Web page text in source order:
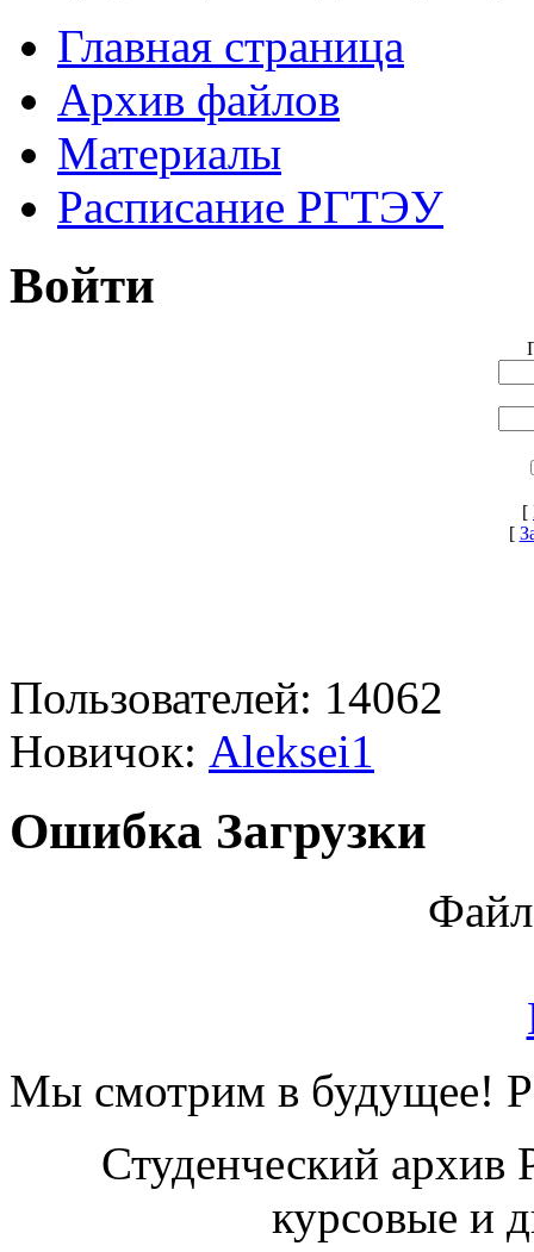
Главная страница
Архив файлов
Материалы
Расписание РГТЭУ
Войти
[
[
Пользователей: 14062
Новичок: Aleksei1
Ошибка Загрузки
Мы смотрим в будущее!
Студенческий
курсовые и